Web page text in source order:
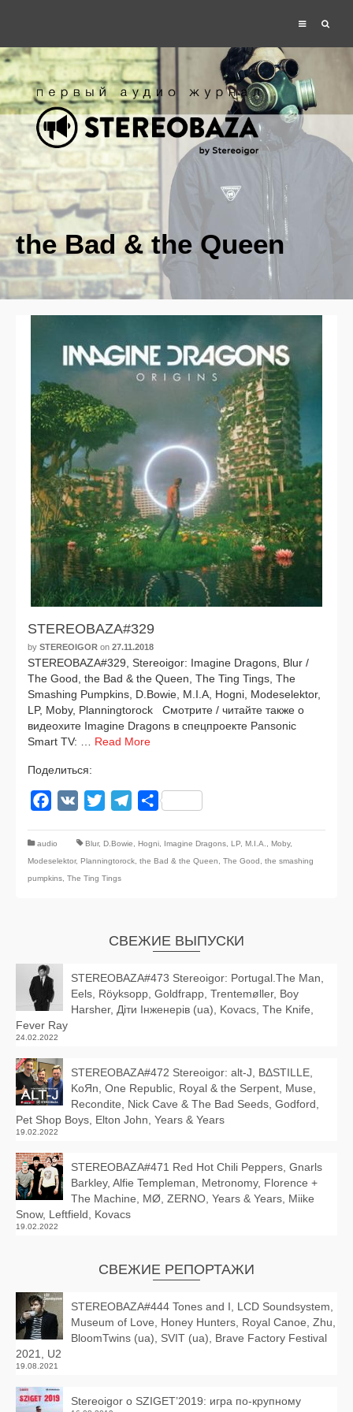
the Bad & the Queen
STEREOBAZA#329
by STEREOIGOR on 27.11.2018
STEREOBAZA#329, Stereoigor: Imagine Dragons, Blur /
The Good, the Bad & the Queen, The Ting Tings, The
Smashing Pumpkins, D.Bowie, M.I.A, Hogni, Modeselektor,
LP, Moby, Planningtorock Смотрите / читай­те так­же о
видео­хи­те Imagine Dragons в спец­про­ек­те Pansonic
Smart TV: … Read More
Поделиться:
Facebook
VK Twitter TelegramОтправить
audio Blur, D.Bowie Hogni Imagine Dragons LP M.I.A. Moby,
Modeselektor, Planningtorock the Bad & the Queen The Good
the smashing
pumpkins The Ting Tings
СВЕЖИЕ ВЫПУСКИ
STEREOBAZA#473 Stereoigor: Portugal.The Man,
Eels, Röyksopp, Goldfrapp, Trentemøller, Boy
Harsher, Діти Інженерів (ua), Kovacs, The Knife,
Fever Ray
24.02.2022
STEREOBAZA#472 Stereoigor: alt‑J, BΔSTILLE,
KoЯn, One Republic, Royal & the Serpent, Muse,
Recondite, Nick Cave & The Bad Seeds, Godford,
Pet Shop Boys, Elton John, Years & Years
19.02.2022
STEREOBAZA#471 Red Hot Chili Peppers, Gnarls
Barkley, Alfie Templeman, Metronomy, Florence +
The Machine, MØ, ZERNO, Years & Years, Miike
Snow, Leftfield, Kovacs
19.02.2022
СВЕЖИЕ РЕПОРТАЖИ
STEREOBAZA#444 Tones and I, LCD Soundsystem,
Museum of Love, Honey Hunters, Royal Canoe, Zhu,
BloomTwins (ua), SVIT (ua), Brave Factory Festival
2021, U2
19.08.2021
Stereoigor о SZIGET’2019: игра по-крупному